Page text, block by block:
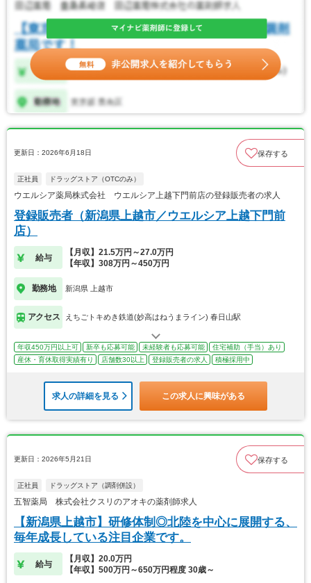
更新日：2026年6月18日 保存する
正社員 ドラッグストア（OTCのみ）
ウエルシア薬局株式会社 ウエルシア上越下門前店の登録販売者の求人
登録販売者（新潟県上越市／ウエルシア上越下門前
店）
給与
【月収】21.5万円～27.0万円
【年収】308万円～450万円
勤務地 新潟県 上越市
アクセス えちごトキめき鉄道(妙高はねうまライン) 春日山駅
年収450万円以上可 新卒も応募可能 未経験者も応募可能
住宅補助（手当）あり
産休・育休取得実績有り
店舗数30以上 登録販売者の求人 積極採用中
求人の詳細を見る この求人に興味がある
更新日：2026年5月21日 保存する
正社員 ドラッグストア（調剤併設）
五智薬局 株式会社クスリのアオキの薬剤師求人
【新潟県上越市】研修体制◎北陸を中心に展開する、
毎年成長している注目企業です。
給与
【月収】20.0万円
【年収】500万円～650万円程度 30歳～